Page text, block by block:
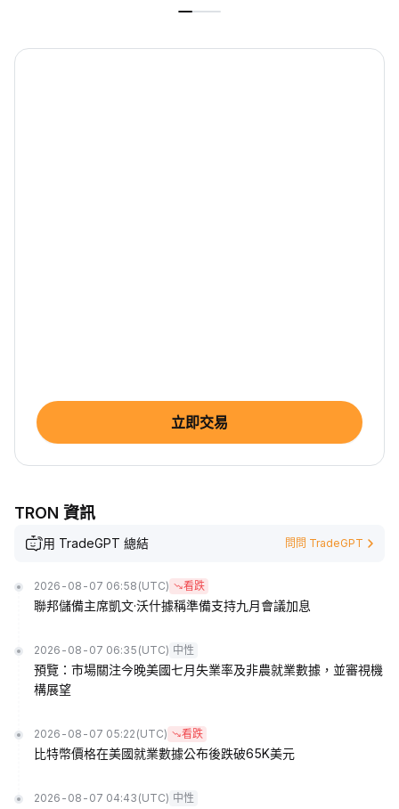
立即交易
TRON 資訊
用 TradeGPT 總結 問問 TradeGPT
2026-08-07 06:58 (UTC) 看跌
聯邦儲備主席凱文·沃什據稱準備支持九月會議加息
2026-08-07 06:35 (UTC) 中性
預覽：市場關注今晚美國七月失業率及非農就業數據，並審視機
構展望
2026-08-07 05:22 (UTC) 看跌
比特幣價格在美國就業數據公布後跌破65K美元
2026-08-07 04:43 (UTC) 中性